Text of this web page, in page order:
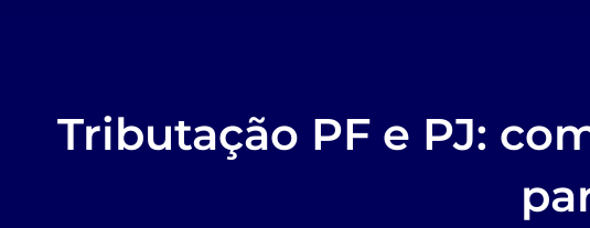
Tributação PF e PJ: